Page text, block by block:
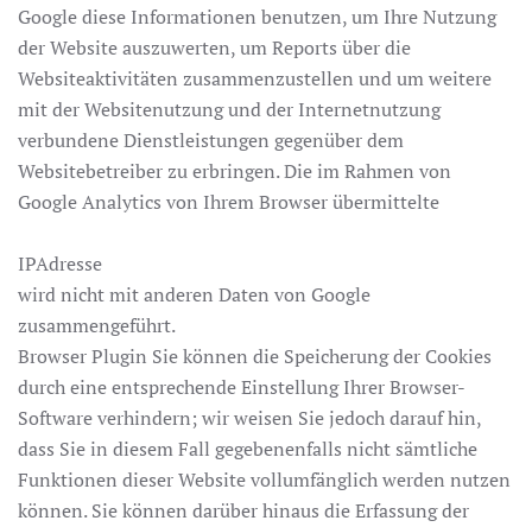
Google diese Informationen benutzen, um Ihre Nutzung
der Website auszuwerten, um Reports über die
Websiteaktivitäten zusammenzustellen und um weitere
mit der Websitenutzung und der Internetnutzung
verbundene Dienstleistungen gegenüber dem
Websitebetreiber zu erbringen. Die im Rahmen von
Google Analytics von Ihrem Browser übermittelte
IPAdresse
wird nicht mit anderen Daten von Google
zusammengeführt.
Browser Plugin Sie können die Speicherung der Cookies
durch eine entsprechende Einstellung Ihrer Browser-
Software verhindern; wir weisen Sie jedoch darauf hin,
dass Sie in diesem Fall gegebenenfalls nicht sämtliche
Funktionen dieser Website vollumfänglich werden nutzen
können. Sie können darüber hinaus die Erfassung der